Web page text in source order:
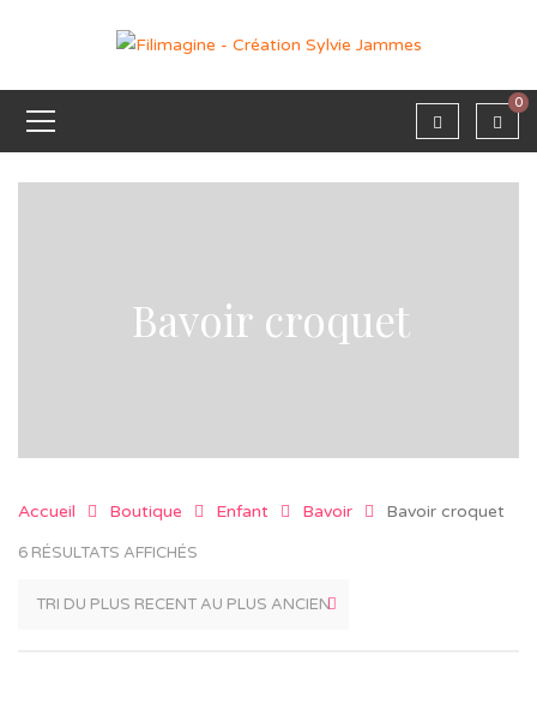
0
Bavoir croquet
Accueil Boutique Enfant Bavoir Bavoir croquet
6 RÉSULTATS AFFICHÉS